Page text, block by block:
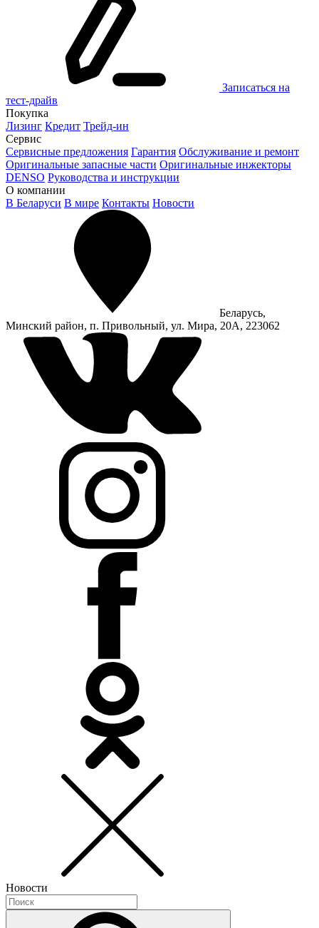
Записаться на
тест-драйв
Покупка
Лизинг Кредит Трейд-ин
Сервис
Сервисные предложения Гарантия Обслуживание и ремонт
Оригинальные запасные части Оригинальные инжекторы
DENSO Руководства и инструкции
О компании
В Беларуси В мире Контакты Новости
Беларусь,
Минский район, п. Привольный, ул. Мира, 20А, 223062
Новости